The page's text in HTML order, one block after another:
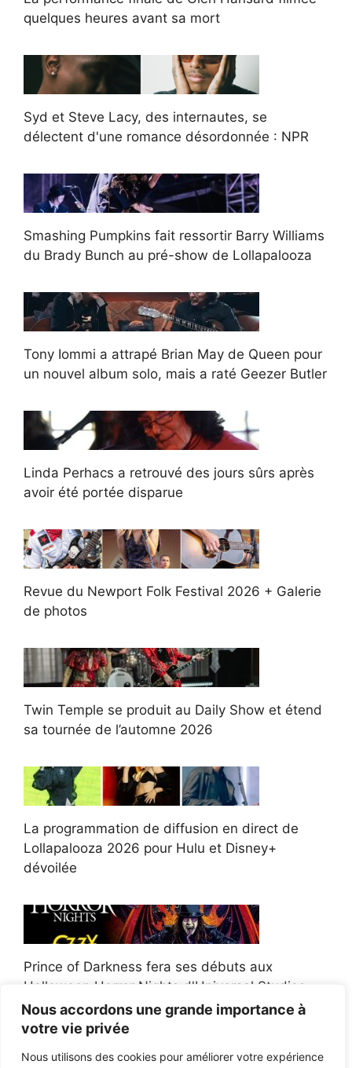
Nous accordons une grande importance à
votre vie privée
Nous utilisons des cookies pour améliorer votre expérience
quelques heures avant sa mort
Syd et Steve Lacy, des internautes, se
délectent d'une romance désordonnée : NPR
Smashing Pumpkins fait ressortir Barry Williams
du Brady Bunch au pré-show de Lollapalooza
Tony Iommi a attrapé Brian May de Queen pour
un nouvel album solo, mais a raté Geezer Butler
Linda Perhacs a retrouvé des jours sûrs après
avoir été portée disparue
Revue du Newport Folk Festival 2026 + Galerie
de photos
Twin Temple se produit au Daily Show et étend
sa tournée de l’automne 2026
La programmation de diffusion en direct de
Lollapalooza 2026 pour Hulu et Disney+
dévoilée
Prince of Darkness fera ses débuts aux
Halloween Horror Nights d'Universal Studios